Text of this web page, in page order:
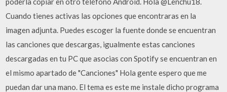
Cuando tienes activas las opciones que encontraras en la
imagen adjunta. Puedes escoger la fuente donde se encuentran
las canciones que descargas, igualmente estas canciones
descargadas en tu PC que asocias con Spotify se encuentran en
el mismo apartado de "Canciones" Hola gente espero que me
puedan dar una mano. El tema es este me instale dicho programa